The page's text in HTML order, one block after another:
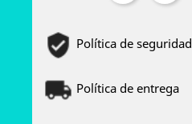
Política de seguridad
Política de entrega